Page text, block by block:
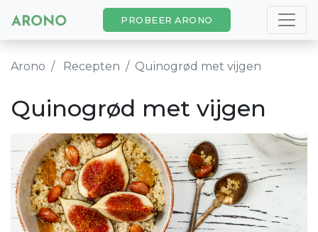
PROBEER ARONO
Arono Recepten Quinogrød met vijgen
Quinogrød met vijgen